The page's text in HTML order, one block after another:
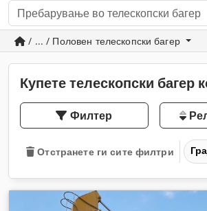
/ ... / Половен телескопски багер
Купете телескопски багер
Филтер
Отстранете ги сите филтри